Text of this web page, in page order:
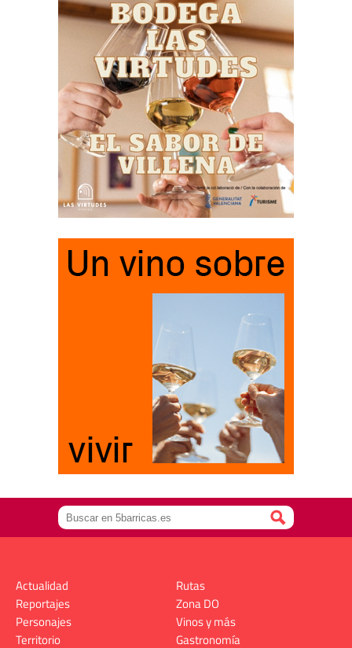
Actualidad
Reportajes
Personajes
Territorio
Rutas
Zona DO
Vinos y más
Gastronomía